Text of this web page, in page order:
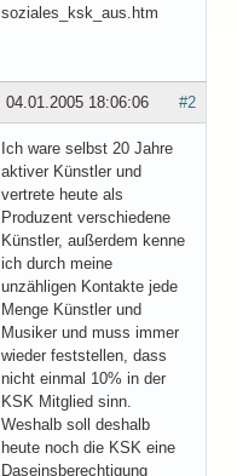
soziales_ksk_aus.htm
#2
04.01.2005 18:06:06
Ich ware selbst 20 Jahre
aktiver Künstler und
vertrete heute als
Produzent verschiedene
Künstler, außerdem kenne
ich durch meine
unzähligen Kontakte jede
Menge Künstler und
Musiker und muss immer
wieder feststellen, dass
nicht einmal 10% in der
KSK Mitglied sinn.
Weshalb soll deshalb
heute noch die KSK eine
Daseinsberechtigung